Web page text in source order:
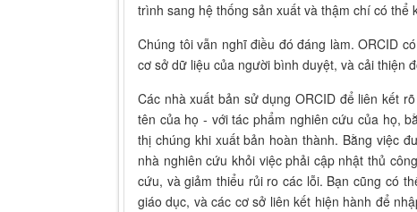
trình sang hệ thống sản xuất và thậm chí có thể
Chúng tôi vẫn nghĩ điều đó đáng làm. ORCID
cơ sở dữ liệu của người bình duyệt, và cải thiện
Các nhà xuất bản sử dụng ORCID để liên kết
tên của họ - với tác phẩm nghiên cứu của họ,
thị chúng khi xuất bản hoàn thành. Bằng việc
nhà nghiên cứu khỏi việc phải cập nhật thủ
cứu, và giảm thiểu rủi ro các lỗi. Bạn cũng có
giáo dục, và các cơ sở liên kết hiện hành để